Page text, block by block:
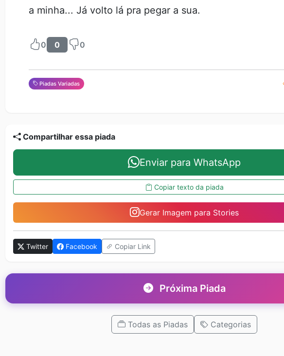
a minha... Já volto lá pra pegar a sua.
0 0 0
Piadas Variadas
Compartilhar essa piada
Enviar para WhatsApp
Copiar texto da piada
Gerar Imagem para Stories
Twitter Facebook Copiar Link
Próxima Piada
Todas as Piadas Categorias